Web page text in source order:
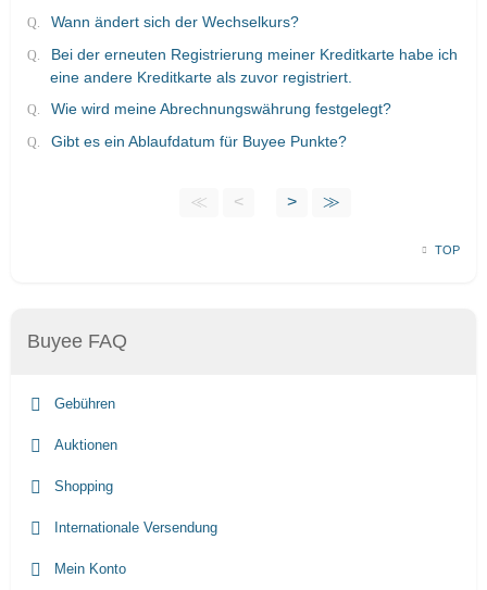
Buyee FAQ
Gebühren
Auktionen
Shopping
Internationale Versendung
Mein Konto
Wann ändert sich der Wechselkurs?
Bei der erneuten Registrierung meiner Kreditkarte habe ich
eine andere Kreditkarte als zuvor registriert.
Wie wird meine Abrechnungswährung festgelegt?
Gibt es ein Ablaufdatum für Buyee Punkte?
≪ < > ≫
TOP